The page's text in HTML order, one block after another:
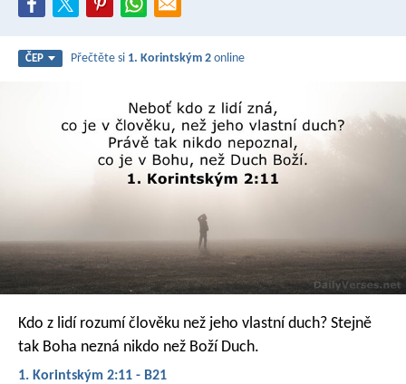
ČEP Přečtěte si 1. Korintským 2 online
Kdo z lidí rozumí člověku než jeho vlastní duch? Stejně
tak Boha nezná nikdo než Boží Duch.
1. Korintským 2:11 - B21